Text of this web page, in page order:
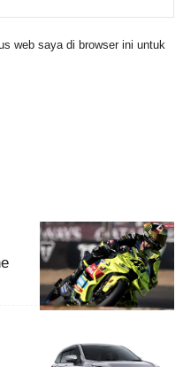
web saya di browser ini untuk